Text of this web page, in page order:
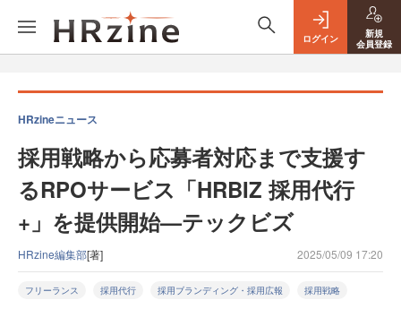
ログイン
新規
会員登録
HRzineニュース
採用戦略から応募者対応まで支援す
るRPOサービス「HRBIZ 採用代行
+」を提供開始—テックビズ
HRzine編集部[著] 2025/05/09 17:20
フリーランス 採用代行 採用ブランディング・採用広報 採用戦略